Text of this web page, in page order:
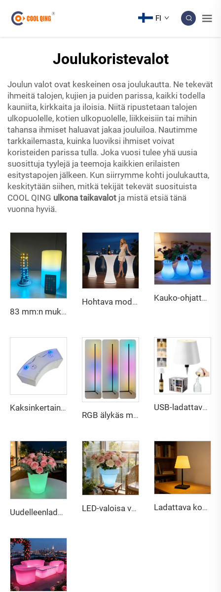
FI
Joulukoristevalot
Joulun valot ovat keskeinen osa joulukautta. Ne tekevät
ihmeitä talojen, kujien ja puiden parissa, kaikki todella
kauniita, kirkkaita ja iloisia. Niitä ripustetaan talojen
ulkopuolelle, kotien ulkopuolelle, liikkeisiin tai mihin
tahansa ihmiset haluavat jakaa jouluiloa. Nautimme
tarkkailemasta, kuinka luoviksi ihmiset voivat
koristeiden parissa tulla. Joka vuosi tulee yhä uusia
suosittuja tyylejä ja teemoja kaikkien erilaisten
esitystapojen jälkeen. Kun siirrymme kohti joulukautta,
keskitytään siihen, mitkä tekijät tekevät suosituista
COOL QING ulkona taikavalot ja mistä etsiä tänä
vuonna hyviä.
83 mm:n mukautettu logo lieriönmuotoiset LED-valot pöytäkoristeeseen
Hohtava moderni ympäristöystävällinen vesitiivis ulkona käytettävä LED-pöytä ja tuolit, kalusto juhliin ja tilaisuuksiin Kauko-ohjattava, himmennettävä ja uudelleenladattava LED-kaulainen yövalo makuuhuoneeseen, olohuoneeseen, asuntoon, hotelliin, vilaan, baariin tai vastaanototiloihin
Kaksinkertainen LED-akku LED-kaluston baari- ja juhlatilaisuuksien koristeisiin
RGB älykäs musiikki- ja ääniohjattava nurkkaledevalaisin koti- ja pelitiloihin
USB-ladattava pulttulamppu, kosketusherättävä 3-värinen himmennysvalo monikäyttöön
Uudelleenladattava monivärinen LED-hohtava kasvipurkki – vesitiivis ulkokoriste kukkarakko baariin, terassille, juhliin LED-valoisa värin vaihtuva ladattava kevyt muovipussi Ladattava kosketushermeellinen kaksivärinen vaihtuvan kirkkauden pöytävalaisin